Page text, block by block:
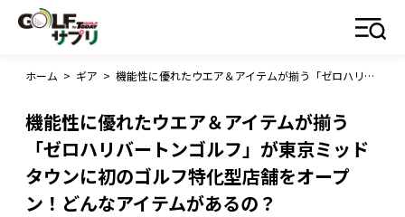
ホーム > ギア > 機能性に優れたウエア＆アイテムが揃う「ゼロハリバートンゴルフ」が東京ミッドタウンに初のゴルフ特化型店舗をオープン！どんなアイテムがあるの？
機能性に優れたウエア＆アイテムが揃う
「ゼロハリバートンゴルフ」が東京ミッド
タウンに初のゴルフ特化型店舗をオープ
ン！どんなアイテムがあるの？